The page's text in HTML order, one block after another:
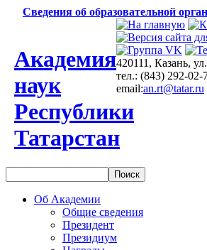
Сведения об образовательной
Академия
наук
Республики
Татарстан
420111, Казань,
тел.: (843) 292-
email:an.rt@tatar.ru
Об Академии
Общие сведения
Президент
Президиум